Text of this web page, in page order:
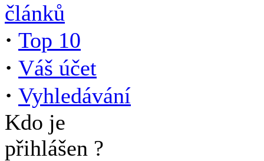
článků
· Top 10
· Váš účet
· Vyhledávání
Kdo je
přihlášen ?